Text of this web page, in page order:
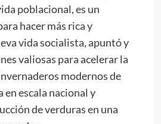
poblacional, es un
hacer más rica y
vida socialista, apuntó y
valiosas para acelerar la
modernos de
en escala nacional y
de verduras en una